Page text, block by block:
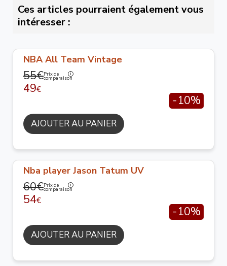
Ces articles pourraient également vous
intéresser :
NBA All Team Vintage
55€Prix de
comparaison
49€
-10%
AJOUTER AU PANIER
Nba player Jason Tatum UV
60€Prix de
comparaison
54€
-10%
AJOUTER AU PANIER